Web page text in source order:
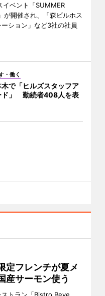
イベント「SUMMER
が開催され、「森ビルホス
ション」など3社の社員
・働く
木で「ヒルズスタッフア
ド」 勤続者408人を表
定フレンチが夏メ
サーモン使う